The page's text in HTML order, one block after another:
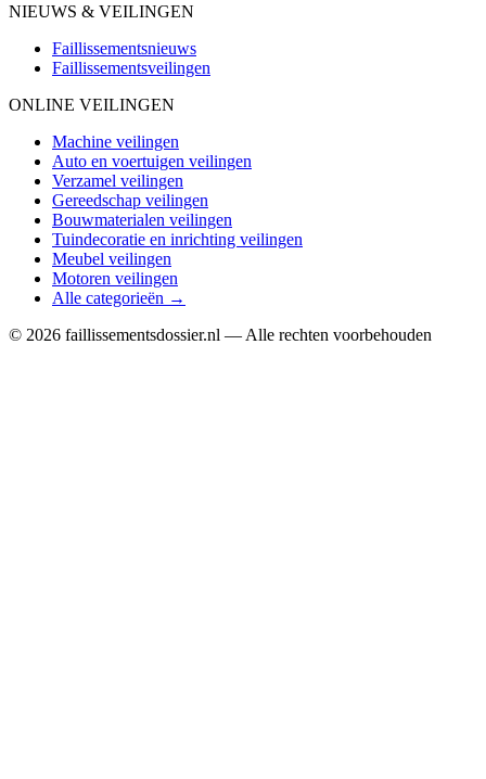
NIEUWS & VEILINGEN
Faillissementsnieuws
Faillissementsveilingen
ONLINE VEILINGEN
Machine veilingen
Auto en voertuigen veilingen
Verzamel veilingen
Gereedschap veilingen
Bouwmaterialen veilingen
Tuindecoratie en inrichting veilingen
Meubel veilingen
Motoren veilingen
Alle categorieën →
© 2026 faillissementsdossier.nl — Alle rechten voorbehouden